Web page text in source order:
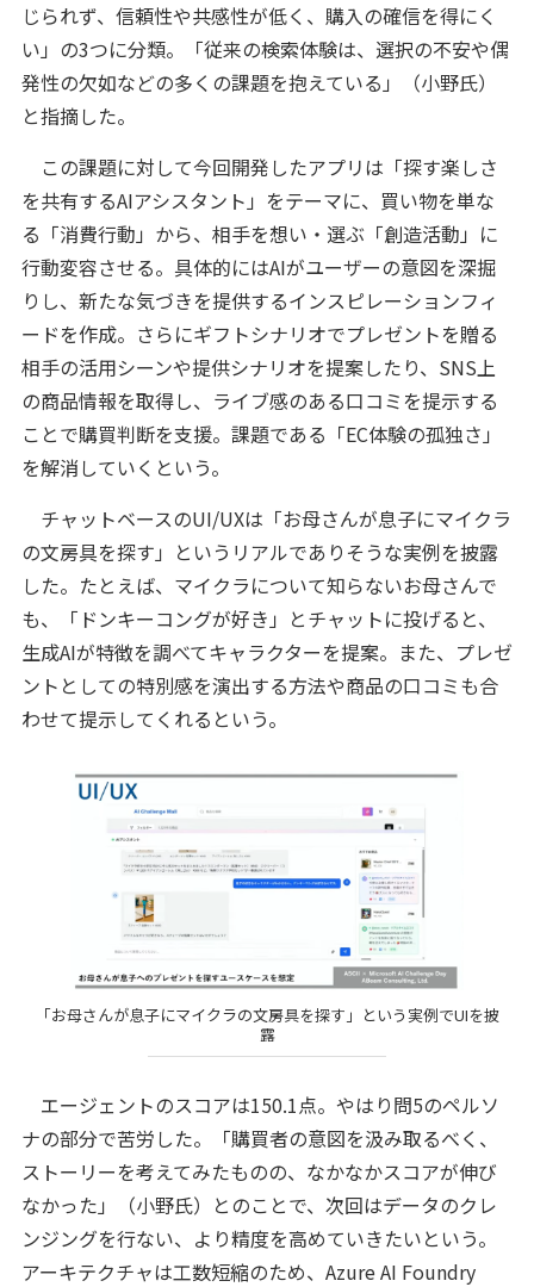
じられず、信頼性や共感性が低く、購入の確信を得にく
い」の3つに分類。「従来の検索体験は、選択の不安や偶
発性の欠如などの多くの課題を抱えている」（小野氏）
と指摘した。
この課題に対して今回開発したアプリは「探す楽しさ
を共有するAIアシスタント」をテーマに、買い物を単な
る「消費行動」から、相手を想い・選ぶ「創造活動」に
行動変容させる。具体的にはAIがユーザーの意図を深掘
りし、新たな気づきを提供するインスピレーションフィ
ードを作成。さらにギフトシナリオでプレゼントを贈る
相手の活用シーンや提供シナリオを提案したり、SNS上
の商品情報を取得し、ライブ感のある口コミを提示する
ことで購買判断を支援。課題である「EC体験の孤独さ」
を解消していくという。
チャットベースのUI/UXは「お母さんが息子にマイクラ
の文房具を探す」というリアルでありそうな実例を披露
した。たとえば、マイクラについて知らないお母さんで
も、「ドンキーコングが好き」とチャットに投げると、
生成AIが特徴を調べてキャラクターを提案。また、プレゼ
ントとしての特別感を演出する方法や商品の口コミも合
わせて提示してくれるという。
「お母さんが息子にマイクラの文房具を探す」という実例でUIを披
露
エージェントのスコアは150.1点。やはり問5のペルソ
ナの部分で苦労した。「購買者の意図を汲み取るべく、
ストーリーを考えてみたものの、なかなかスコアが伸び
なかった」（小野氏）とのことで、次回はデータのクレ
ンジングを行ない、より精度を高めていきたいという。
アーキテクチャは工数短縮のため、Azure AI Foundry